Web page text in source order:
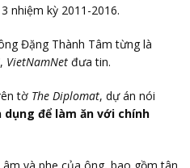
nhiệm kỳ 2011-2016.
Đặng Thành Tâm từng là
VietNamNet đưa tin.
tờ The Diplomat, dự án nói
dụng để làm ăn với chính